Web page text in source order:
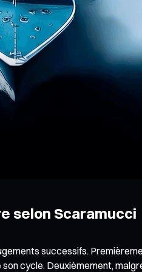
selon Scaramucci
successifs.
cycle. Deuxièmement,